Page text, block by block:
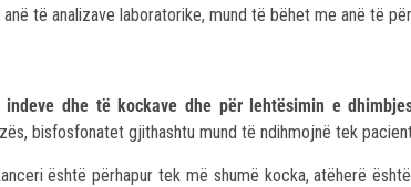
të analizave laboratorike, mund të bëhet me anë të
indeve dhe të kockave dhe për lehtësimin e
bisfosfonatet gjithashtu mund të ndihmojnë tek
është përhapur tek më shumë kocka, atëherë